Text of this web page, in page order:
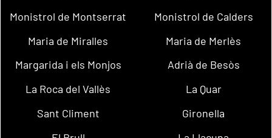
Monistrol de Montserrat
Monistrol de Calders
Maria de Miralles
Maria de Merlès
Margarida i els Monjos
Adrià de Besòs
La Roca del Vallès
La Quar
Sant Climent
Gironella